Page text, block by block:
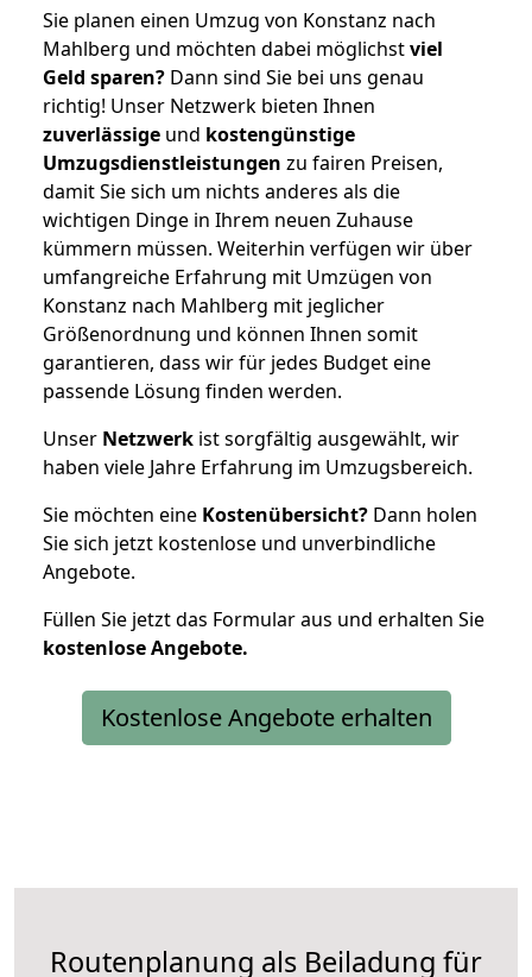
Sie planen einen Umzug von Konstanz nach
Mahlberg und möchten dabei möglichstviel
Geld sparen? Dann sind Sie bei uns genau
richtig! Unser Netzwerk bieten Ihnen
zuverlässige und kostengünstige
Umzugsdienstleistungen zu fairen Preisen,
damit Sie sich um nichts anderes als die
wichtigen Dinge in Ihrem neuen Zuhause
kümmern müssen. Weiterhin verfügen wir über
umfangreiche Erfahrung mit Umzügen von
Konstanz nach Mahlberg mit jeglicher
Größenordnung und können Ihnen somit
garantieren, dass wir für jedes Budget eine
passende Lösung finden werden.
Unser Netzwerk ist sorgfältig ausgewählt, wir
haben viele Jahre Erfahrung im Umzugsbereich.
Sie möchten eine Kostenübersicht? Dann holen
Sie sich jetzt kostenlose und unverbindliche
Angebote.
Füllen Sie jetzt das Formular aus und erhalten Sie
kostenloseAngebote.
Kostenlose Angebote erhalten
Routenplanung als Beiladung für